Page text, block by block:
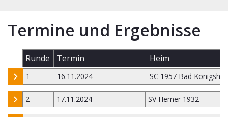
Termine und Ergebnisse
Runde Termin Heim
1 16.11.2024 SC 1957 Bad
2 17.11.2024 SV Hemer 1932